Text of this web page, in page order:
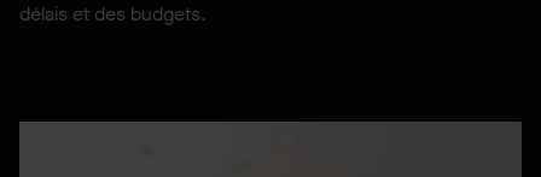
délais et des budgets.